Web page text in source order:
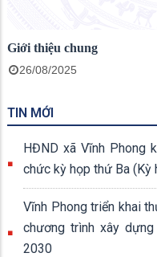
Giới thiệu chung
26/08/2025
TIN MỚI
HĐND xã Vĩnh Phong
chức kỳ họp thứ Ba
Vĩnh Phong triển khai
chương trình xây
2030